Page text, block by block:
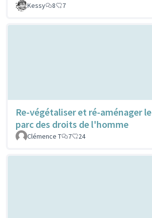
Kessy
8 7
Re-végétaliser et ré-aménager le
parc des droits de l'homme
Clémence T
7 24